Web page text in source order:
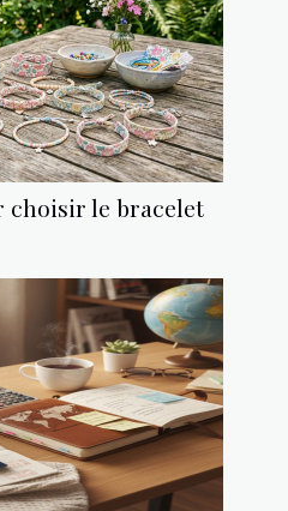
choisir le bracelet